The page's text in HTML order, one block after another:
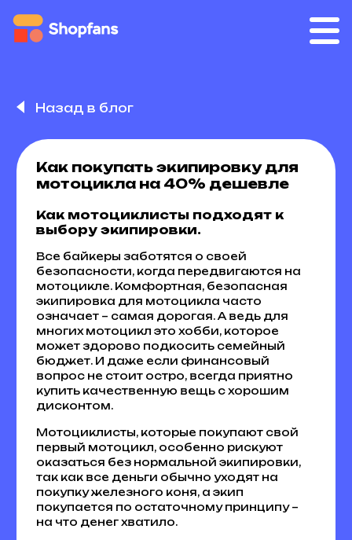
Назад в блог
Как покупать экипировку для
мотоцикла на 40% дешевле
Как мотоциклисты подходят к
выбору экипировки.
Все байкеры заботятся о своей
безопасности, когда передвигаются на
мотоцикле. Комфортная, безопасная
экипировка для мотоцикла часто
означает – самая дорогая. А ведь для
многих мотоцикл это хобби, которое
может здорово подкосить семейный
бюджет. И даже если финансовый
вопрос не стоит остро, всегда приятно
купить качественную вещь с хорошим
дисконтом.
Мотоциклисты, которые покупают свой
первый мотоцикл, особенно рискуют
оказаться без нормальной экипировки,
так как все деньги обычно уходят на
покупку железного коня, а экип
покупается по остаточному принципу –
на что денег хватило.